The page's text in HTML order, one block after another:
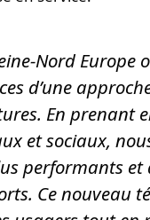
Nord Europe
d’une
En prenant
et sociaux,
performants
Ce nouveau